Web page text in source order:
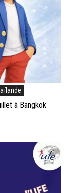
à Bangkok